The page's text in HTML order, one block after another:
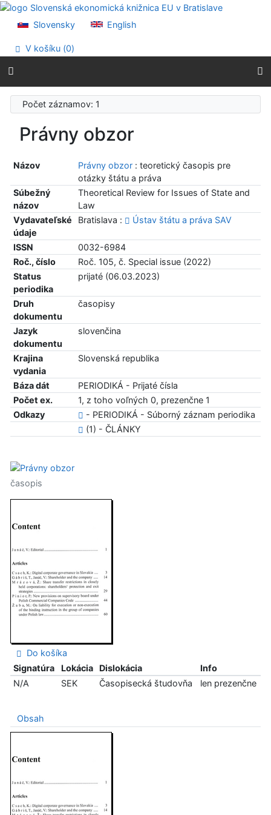
Prejsť na obsah
Prehlásenie o webovej prístupnosti
Slovensky English
V košíku (0)
Počet záznamov: 1
Právny obzor
Názov Právny obzor : teoretický časopis pre
otázky štátu a práva
Súbežný
názov
Theoretical Review for Issues of State and
Law
Vydavateľské
údaje
Bratislava : Ústav štátu a práva SAV
ISSN
0032-6984
Roč., číslo
Roč. 105, č. Special issue (2022)
Status
periodika
prijaté (06.03.2023)
Druh
dokumentu
časopisy
Jazyk
dokumentu
slovenčina
Krajina
vydania
Slovenská republika
Báza dát
PERIODIKÁ - Prijaté čísla
Počet ex.
1, z toho voľných 0, prezenčne 1
Odkazy
- PERIODIKÁ - Súborný záznam periodika
(1) - ČLÁNKY
časopis
Do košíka
Signatúra
Lokácia Dislokácia
Info
N/A
SEK Časopisecká študovňa len prezenčne
Obsah